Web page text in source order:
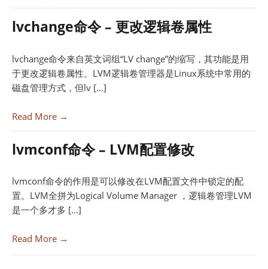
lvchange命令 – 更改逻辑卷属性
lvchange命令来自英文词组“LV change”的缩写，其功能是用
于更改逻辑卷属性。LVM逻辑卷管理器是Linux系统中常用的
磁盘管理方式，但lv […]
Read More →
lvmconf命令 – LVM配置修改
lvmconf命令的作用是可以修改在LVM配置文件中锁定的配
置。LVM全拼为Logical Volume Manager ，逻辑卷管理LVM
是一个多才多 […]
Read More →